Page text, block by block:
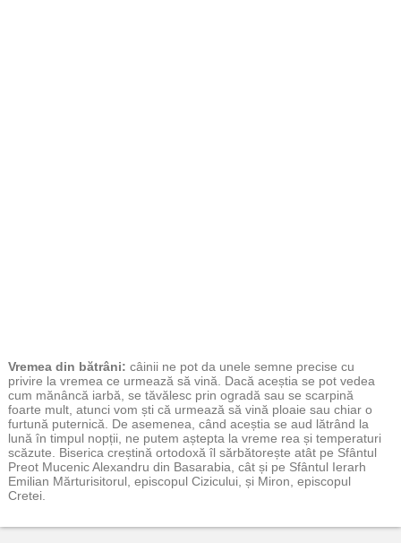
Vremea din bătrâni: câinii ne pot da unele semne precise cu
privire la vremea ce urmează să vină. Dacă aceștia se pot vedea
cum mănâncă iarbă, se tăvălesc prin ogradă sau se scarpină
foarte mult, atunci vom ști că urmează să vină ploaie sau chiar o
furtună puternică. De asemenea, când aceștia se aud lătrând la
lună în timpul nopții, ne putem aștepta la vreme rea și temperaturi
scăzute. Biserica creștină ortodoxă îl sărbătorește atât pe Sfântul
Preot Mucenic Alexandru din Basarabia, cât și pe Sfântul Ierarh
Emilian Mărturisitorul, episcopul Cizicului, și Miron, episcopul
Cretei.